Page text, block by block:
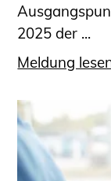
2025 der ...
Meldung